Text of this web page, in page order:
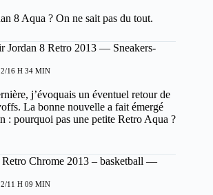
8 Aqua ? On ne sait pas du tout.
Jordan 8 Retro 2013 — Sneakers-
16 H 34 MIN
j’évoquais un éventuel retour de
La bonne nouvelle a fait émergé
: pourquoi pas une petite Retro Aqua ?
Chrome 2013 – basketball —
11 H 09 MIN